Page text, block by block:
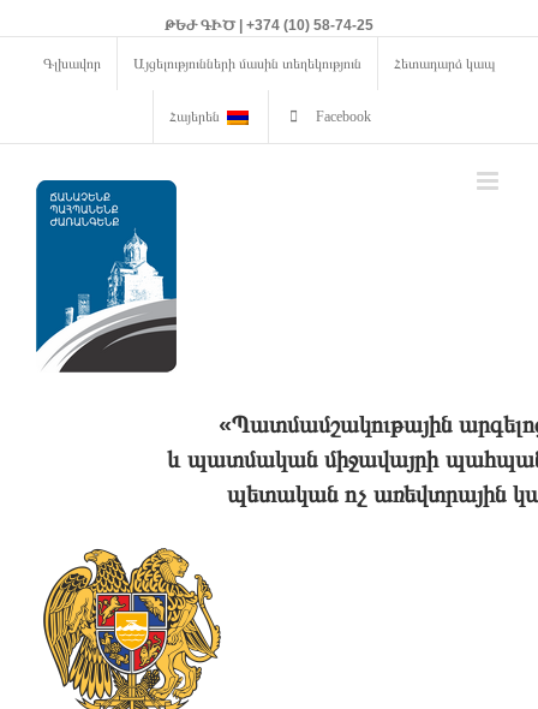
ԹԵԺ ԳԻԾ | +374 (10) 58-74-25
Գլխավոր Այցելությունների մասին տեղեկություն Հետադարձ կապ
Հայերեն Facebook
«Պատմամշակութային
և պատմական միջավայրի
պետական ոչ առեվտրային